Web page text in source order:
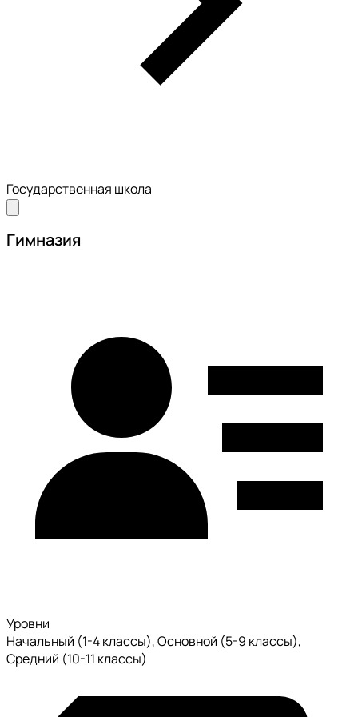
Государственная школа
Гимназия
Уровни
Начальный (1-4 классы), Основной (5-9 классы),
Средний (10-11 классы)